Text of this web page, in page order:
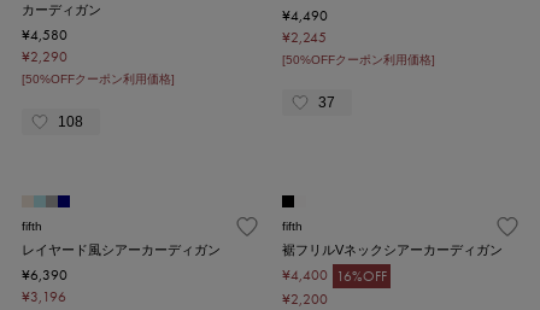
カーディガン
¥4,580
¥2,290
[50%OFFクーポン利用価格]
108
¥4,490
¥2,245
[50%OFFクーポン利用価格]
37
fifth
レイヤード風シアーカーディガン
¥6,390
¥3,196
fifth
裾フリルVネックシアーカーディガン
¥4,400
16%OFF
¥2,200